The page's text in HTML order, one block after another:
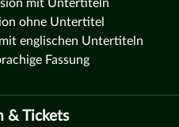
mit Untertiteln
ohne Untertitel
englischen Untertiteln
Fassung
& Tickets